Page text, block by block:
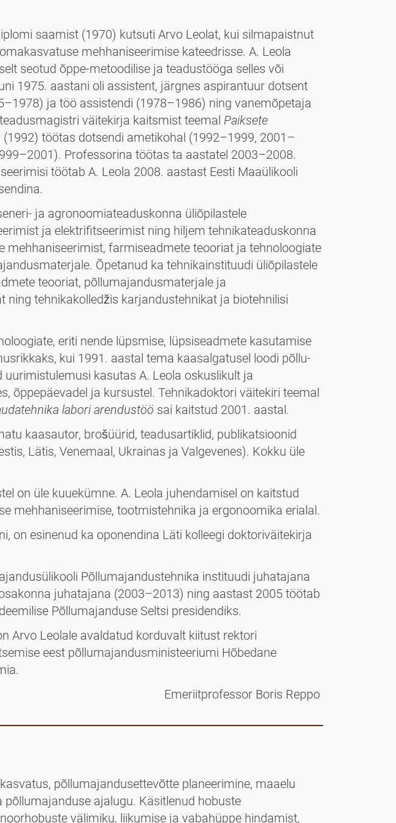
saamist (1970) kutsuti Arvo Leolat, kui silmapaistnut
mehhaniseerimise kateedrisse. A. Leola
seotud õppe-metoodilise ja teadustööga selles või
1975. aastani oli assistent, järgnes aspirantuur dotsent
ja töö assistendi (1978–1986) ning vanem­õpetaja
väitekirja kaitsmist teemal Paiksete
(1992) töötas dotsendi ametikohal (1992–1999, 2001–
Professorina töötas ta aastatel 2003–2008.
töötab A. Leola 2008. aastast Eesti Maaülikooli
ja agronoomia­teaduskonna üliõpilastele
ja elektrifitseerimist ning hiljem tehnika­teaduskonna
mehhani­seerimist, farmiseadmete teooriat ja tehnoloogiate
Õpetanud ka tehnikainstituudi üliõpilastele
teooriat, põllumajandusmaterjale ja
ning tehnikakolledžis karjandustehnikat ja biotehnilisi
eriti nende lüpsmise, lüpsiseadmete kasutamise
kui 1991. aastal tema kaasalgatusel loodi põllu­
kasutas A. Leola oskus­likult ja
õppepäevadel ja kursustel. Tehnikadoktori väitekiri teemal
labori arendustöö sai kaitstud 2001. aastal.
kaasautor, brošüürid, teadusartiklid, publikatsioonid
Lätis, Venemaal, Ukrainas ja Valgevenes). Kokku üle
on üle kuuekümne. A. Leola juhendamisel on kaitstud
mehhaniseerimise, tootmistehnika ja ergonoomika erialal.
on esinenud ka oponendina Läti kolleegi doktoriväitekirja
Põllumajandus­tehnika instituudi juhatajana
juhatajana (2003–2013) ning aastast 2005 töötab
Põllumajanduse Seltsi presidendiks.
Arvo Leolale avaldatud korduvalt kiitust rektori
eest põllu­majandusministeeriumi Hõbedane
Emeriitprofessor Boris Reppo
põllumajandusettevõtte planeerimine, maaelu
põllumajanduse ajalugu. Käsitlenud hobuste
välimiku, liikumise ja vabahüppe hindamist,